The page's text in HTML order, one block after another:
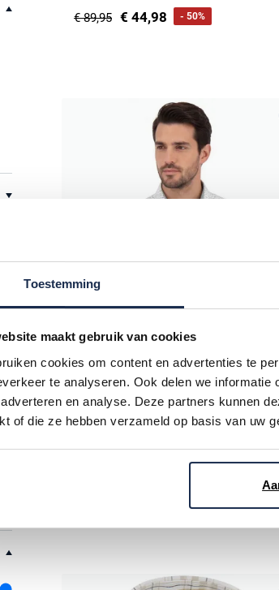
Toestemming
maakt gebruik van cookies
cookies om content en advertenties te
te analyseren. Ook delen we
en analyse. Deze partners kunnen
of die ze hebben verzameld op basis van uw
€ 89,95 € 44,98 - 50%
overhemd groene print Modern Fit